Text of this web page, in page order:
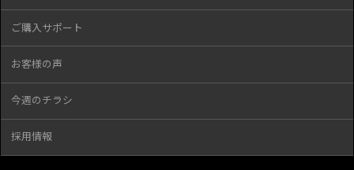
ご購入サポート
お客様の声
今週のチラシ
採用情報